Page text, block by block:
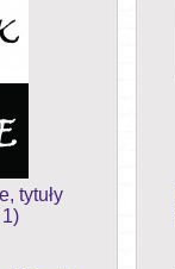
tytuły